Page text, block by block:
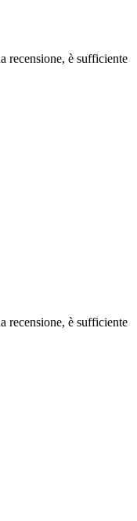
recensione, è sufficiente
recensione, è sufficiente